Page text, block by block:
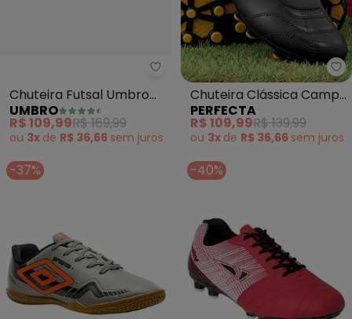
Umbro - Chuteira Futsal
Chuteira Futsal Umbro
Class (Preto)
UMBRO
R$ 109,99R$ 169,99
ou 3x de R$ 36,66 sem juros
Chuteira Clássica Campo
(Preto) em Sintético
PERFECTA
R$ 109,99R$ 139,99
ou 3x de R$ 36,66 sem juros
-37% -40%